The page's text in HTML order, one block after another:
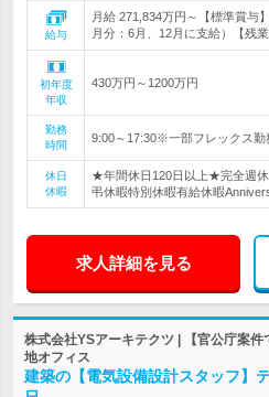
給与
月給 271,834万円～【標準賞与
月分：6月、12月に支給）【残
初年度
年収
430万円～1200万円
勤務
時間
9:00～17:30※一部フレックス勤
休日
休暇
★年間休日120日以上★完全週
弔休暇特別休暇有給休暇
求人詳細を見る
株式会社YSアーキテクツ | 【官公庁案
地オフィス
建築の【電気設備設計スタッフ